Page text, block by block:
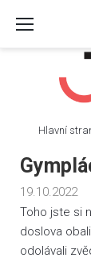
Hlavní
Den:
19.
10.
2022
19.10.2022
Toho jste si
doslova
odolávali